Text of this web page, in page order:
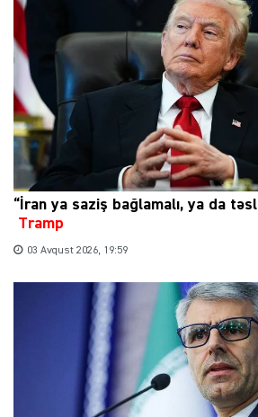
“İran ya saziş bağlamalı, ya da
Tramp
03 Avqust 2026, 19:59